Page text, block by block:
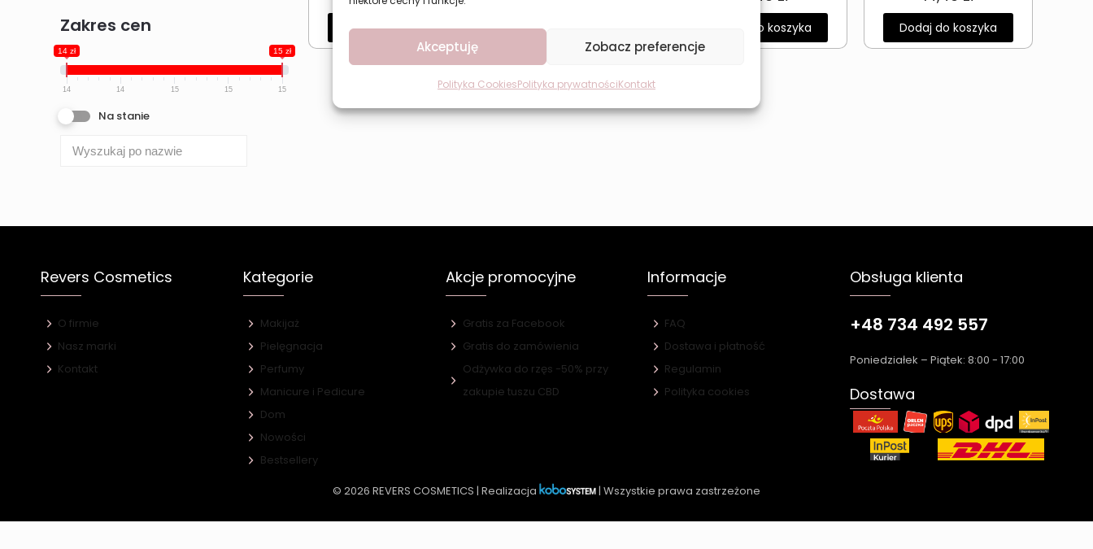
Akceptuję Zobacz preferencje
Polityka CookiesPolityka prywatnościKontakt
Zakres cen
14 zł 15 zł
14 14 15 15 15
Na stanie
Dodaj do koszyka Dodaj do koszyka Dodaj do koszyka Dodaj do koszyka
Revers Cosmetics
O firmie
Nasz marki
Kontakt
Kategorie
Makijaż
Pielęgnacja
Perfumy
Manicure i Pedicure
Dom
Nowości
Bestsellery
Akcje promocyjne
Gratis za Facebook
Gratis do zamówienia
Odżywka do rzęs -50% przy
zakupie tuszu CBD
Informacje
FAQ
Dostawa i płatność
Regulamin
Polityka cookies
Obsługa klienta
+48 734 492 557
Poniedziałek – Piątek: 8:00 - 17:00
Dostawa
© 2026 REVERS COSMETICS | Realizacja | Wszystkie prawa zastrzeżone